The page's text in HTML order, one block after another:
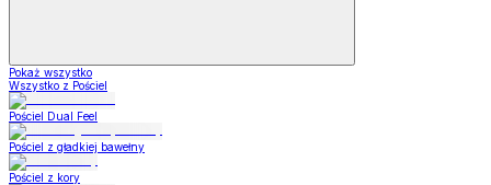
Pokaż wszystko
Wszystko z Pościel
Pościel Dual Feel
Pościel z gładkiej bawełny
Pościel z kory